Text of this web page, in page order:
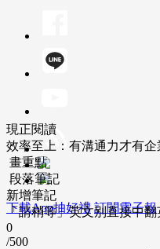
下載App抽好禮 訂閱電子報
現正閱讀
效率至上：有溝通力才有企
畫重點
段落筆記
新增筆記
「請稍等」英文別直接中翻
0
/500